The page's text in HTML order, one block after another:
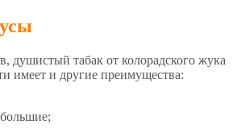
душистый табак от колорадского жука
имеет и другие преимущества: